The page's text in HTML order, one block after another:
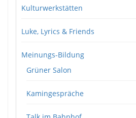
Kulturwerkstätten
Luke, Lyrics & Friends
Meinungs-Bildung
Grüner Salon
Kamingespräche